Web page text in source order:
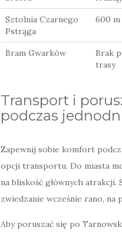
Sztolnia Czarnego
Pstrąga
600 m
Bram Gwarków
Brak
trasy
Transport i
podczas
Zapewnij sobie komfort
opcji transportu. Do miasta
na bliskość głównych
zwiedzanie wcześnie rano, na
Aby poruszać się po